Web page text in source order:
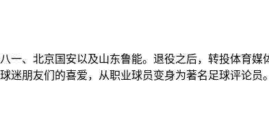
一、北京国安以及山东鲁能。退役之后，转投体育
迷朋友们的喜爱，从职业球员变身为著名足球评论员。